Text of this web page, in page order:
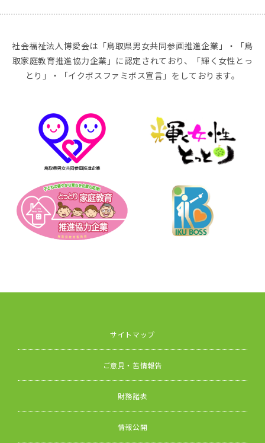
社会福祉法人博愛会は「鳥取県男女共同参画推進企業」・「鳥
取家庭教育推進協力企業」に認定されており、「輝く女性とっ
とり」・「イクボスファミボス宣言」をしております。
サイトマップ
ご意見・苦情報告
財務諸表
情報公開